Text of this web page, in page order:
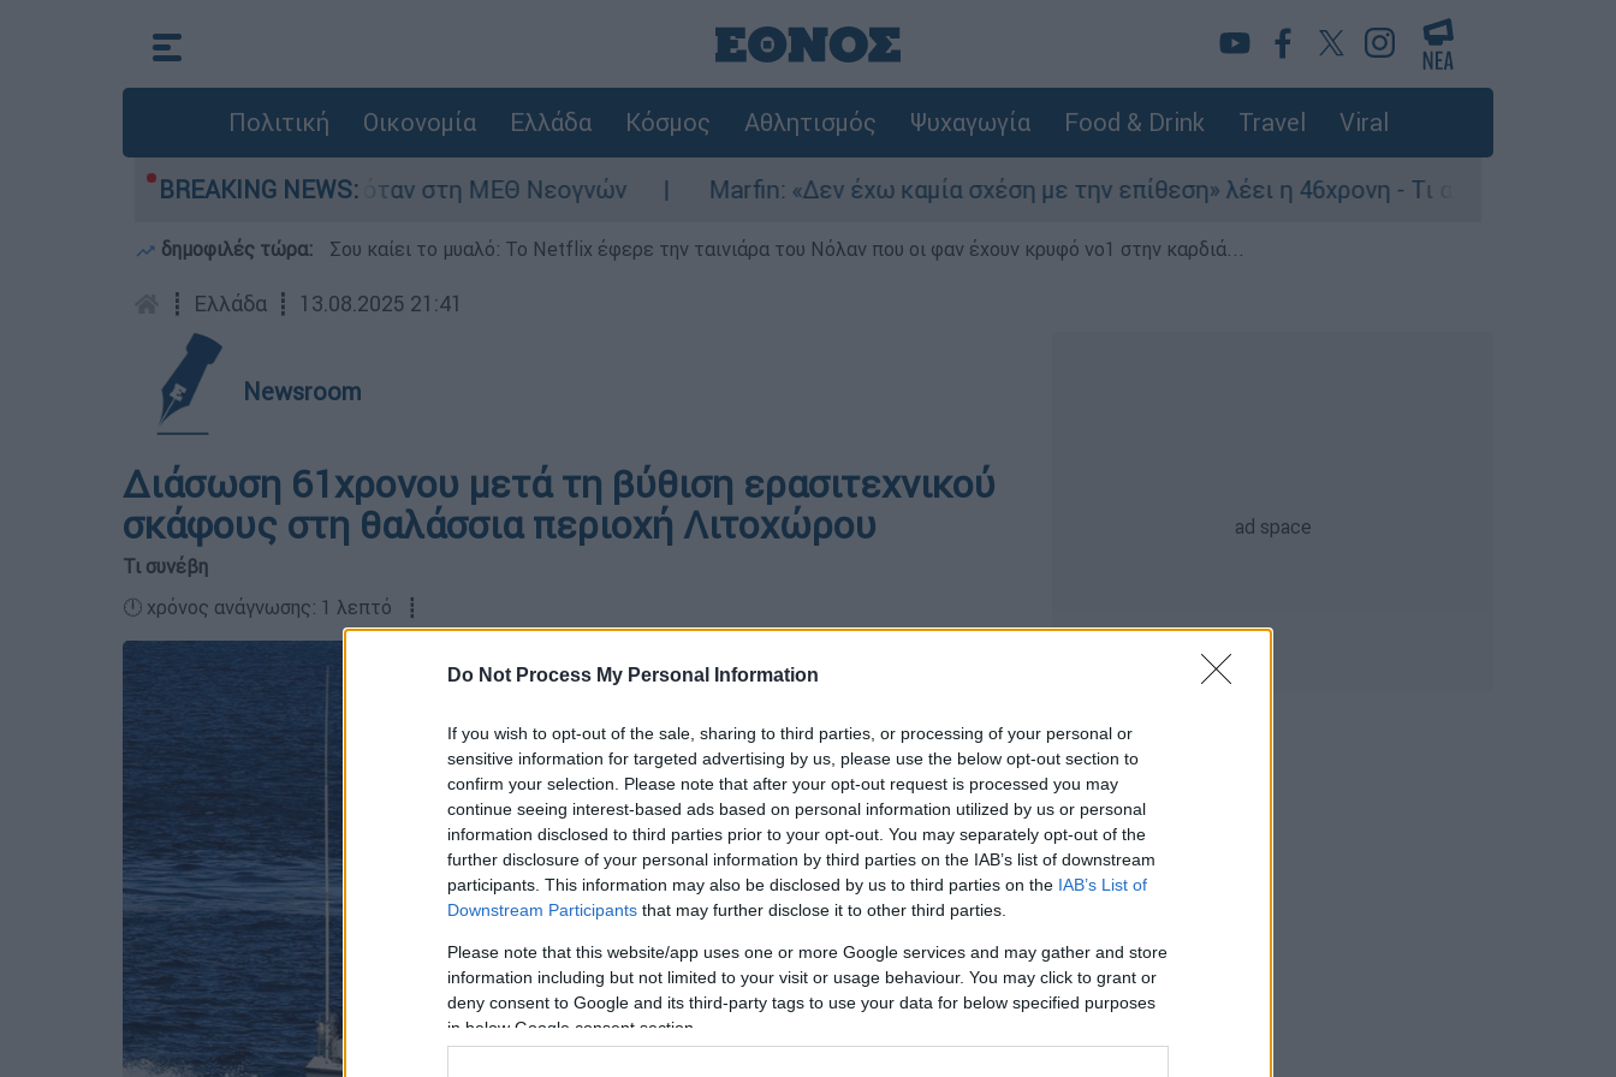
Do Not Process My Personal Information
If you wish to opt-out of the sale, sharing to third parties, or processing of your personal or
sensitive information for targeted advertising by us, please use the below opt-out section to
confirm your selection. Please note that after your opt-out request is processed you may
continue seeing interest-based ads based on personal information utilized by us or personal
information disclosed to third parties prior to your opt-out. You may separately opt-out of the
further disclosure of your personal information by third parties on the IAB’s list of downstream
participants. This information may also be disclosed by us to third parties on the IAB’s List of
Downstream Participants that may further disclose it to other third parties.
Please note that this website/app uses one or more Google services and may gather and store
information including but not limited to your visit or usage behaviour. You may click to grant or
deny consent to Google and its third-party tags to use your data for below specified purposes
in below Google consent section.
Πολιτική Οικονομία Ελλάδα Κόσμος Αθλητισμός Ψυχαγωγία Food & Drink Travel Viral
BREAKING NEWS:
8 ημερών - Νοσηλευόταν στη ΜΕΘ Νεογνών Marfin: «Δεν έχω καμία σχέση με την επίθεση» λέει η 46χρονη - Τι αποκάλυψε στους
δημοφιλές τώρα: Σου καίει το μυαλό: Το Netflix έφερε την ταινιάρα του Νόλαν που οι φαν έχουν κρυφό νο1 στην καρδιά...
┋ Ελλάδα ┋ 13.08.2025 21:41
Newsroom
Διάσωση 61χρονου μετά τη βύθιση ερασιτεχνικού
σκάφους στη θαλάσσια περιοχή Λιτοχώρου
Τι συνέβη
🕛 χρόνος ανάγνωσης: 1 λεπτό ┋